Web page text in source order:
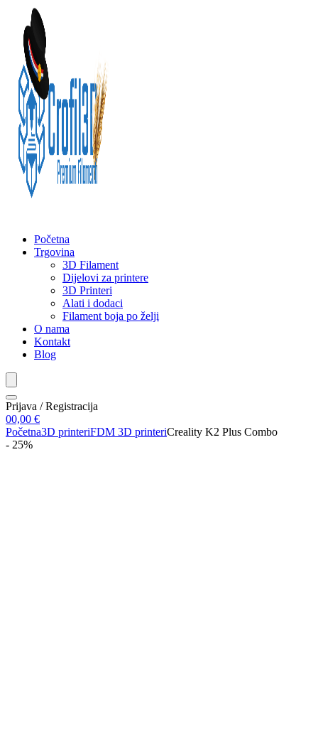
Početna
Trgovina
3D Filament
Dijelovi za printere
3D Printeri
Alati i dodaci
Filament boja po želji
O nama
Kontakt
Blog
Prijava / Registracija
00,00 €
Početna3D printeriFDM 3D printeriCreality K2 Plus Combo
- 25%